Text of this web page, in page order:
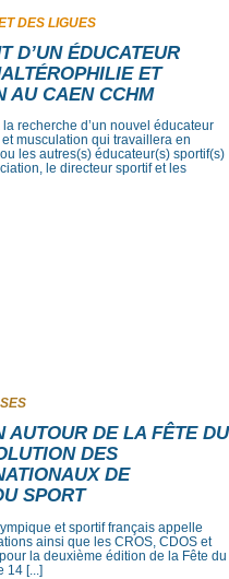
DES LIGUES
D’UN ÉDUCATEUR
ET
AU CAEN CCHM
recherche d’un nouvel éducateur
musculation qui travaillera en
les autres(s) éducateur(s) sportif(s)
le directeur sportif et les
AUTOUR DE LA FÊTE DU
DES
DE
SPORT
et sportif français appelle
ainsi que les CROS, CDOS et
la deuxième édition de la Fête du
14 [...]